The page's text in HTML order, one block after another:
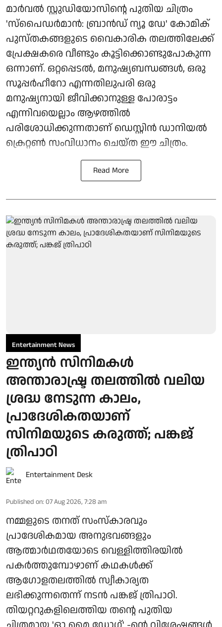
മാർവൽ സ്റ്റുഡിയോസിന്റെ പുതിയ ചിത്രം
'സ്പൈഡർമാൻ: ബ്രാൻഡ് ന്യൂ ഡേ' കോമിക്
പുസ്തകങ്ങളുടെ വൈകാരിക തലത്തിലേക്ക്
പ്രേക്ഷകരെ വീണ്ടും കൂട്ടിക്കൊണ്ടുപോകുന്ന
ഒന്നാണ്. ഒറ്റപ്പെടൽ, മനുഷ്യബന്ധങ്ങൾ, ഒരു
സൂപ്പർഹീറോ എന്നതിലുപരി ഒരു
മനുഷ്യനായി ജീവിക്കാനുള്ള പോരാട്ടം
എന്നിവയെല്ലാം ആഴത്തിൽ
പരിശോധിക്കുന്നതാണ് ഡെസ്റ്റിൻ ഡാനിയൽ
ക്രെറ്റൺ സംവിധാനം ചെയ്ത ഈ ചിത്രം.
Read More
Entertainment News
ഇന്ത്യൻ സിനിമകൾ
അന്താരാഷ്ട്ര തലത്തിൽ വലിയ
ശ്രദ്ധ നേടുന്ന കാലം,
പ്രാദേശികതയാണ്
സിനിമയുടെ കരുത്ത്; പങ്കജ്
ത്രിപാഠി
Entertainment Desk
Published on: 07 Aug 2026, 7:28 am
നമ്മളുടെ തനത് സംസ്കാരവും
പ്രാദേശികമായ അനുഭവങ്ങളും
ആത്മാർഥതയോടെ വെള്ളിത്തിരയിൽ
പകർത്തുമ്പോഴാണ് കഥകൾക്ക്
ആഗോളതലത്തിൽ സ്വീകാര്യത
ലഭിക്കുന്നതെന്ന് നടൻ പങ്കജ് ത്രിപാഠി.
തിയറ്ററുകളിലെത്തിയ തന്റെ പുതിയ